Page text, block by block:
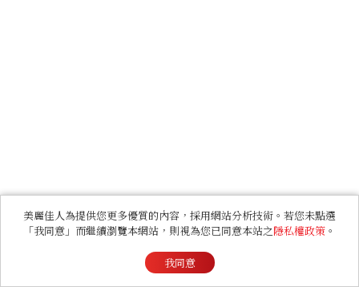
美麗佳人為提供您更多優質的內容，採用網站分析技術。若您未點選
「我同意」而繼續瀏覽本網站，則視為您已同意本站之隱私權政策 。
我同意